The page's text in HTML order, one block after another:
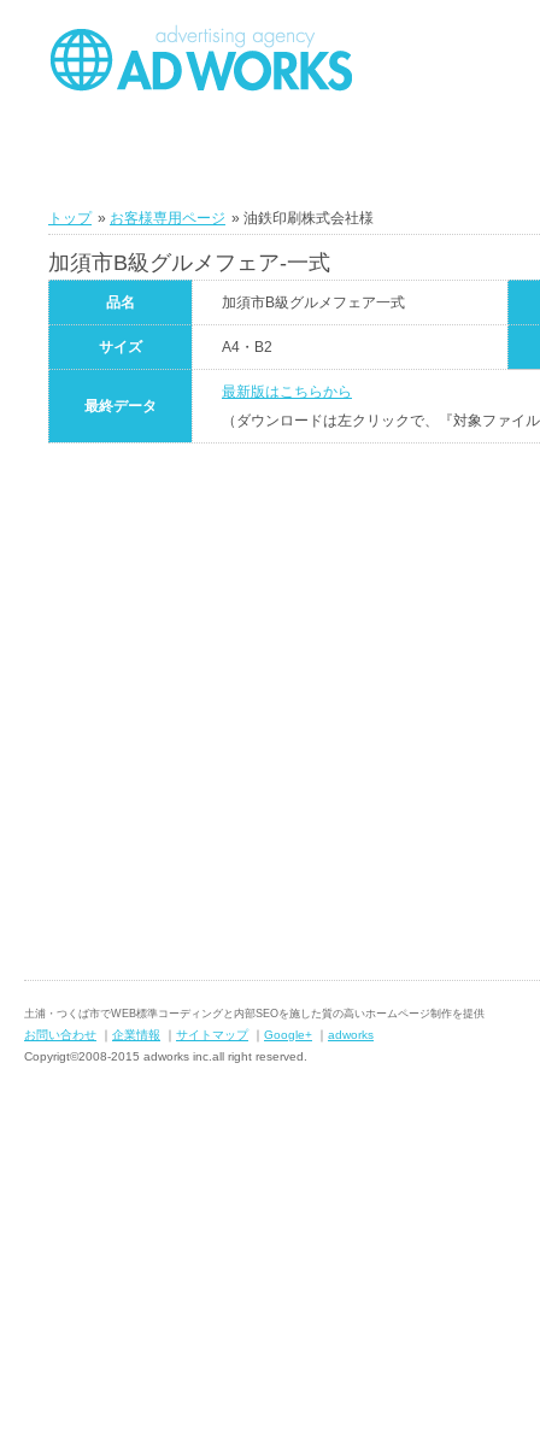
トップ » お客様専用ページ » 油鉄印刷株式会社様
加須市B級グルメフェア-一式
品名 加須市B級グルメフェア一式
サイズ A4・B2
最終データ
最新版はこちらから
（ダウンロードは左クリックで、『対象ファイ
土浦・つくば市でWEB標準コーディングと内部SEOを施した質の高いホームページ制作を提供
お問い合わせ ｜ 企業情報 ｜ サイトマップ｜ Google+ ｜ adworks
Copyrigt©2008-2015 adworks inc.all right reserved.